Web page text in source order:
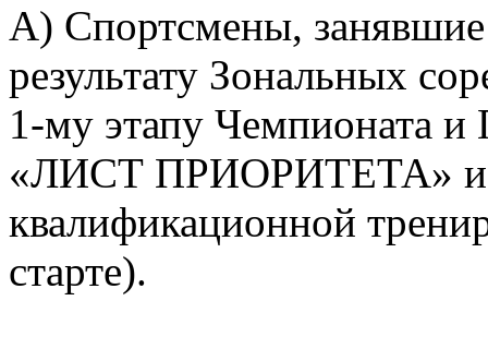
А) Спортсмены,
результату Зональных
1-му этапу Чемпионата и
«ЛИСТ ПРИОРИТЕТА» и
квалификационной
старте).